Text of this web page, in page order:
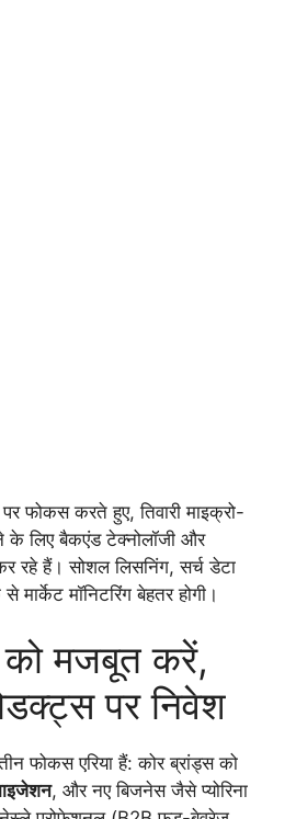
फोकस करते हुए, तिवारी माइक्रो-
लिए बैकएंड टेक्नोलॉजी और
रहे हैं। सोशल लिसनिंग, सर्च डेटा
मॉनिटरिंग बेहतर होगी।
को मजबूत करें,
पर निवेश
फोकस एरिया हैं: कोर ब्रांड्स को
, और नए बिजनेस जैसे प्योरिना